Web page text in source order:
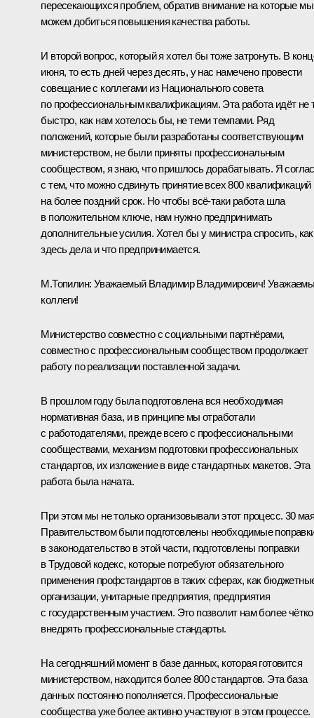
пересекающихся проблем, обратив внимание на которые мы
можем добиться повышения качества работы.
И второй вопрос, который я хотел бы тоже затронуть. В
июня, то есть дней через десять, у нас намечено провести
совещание с коллегами из Национального совета
по профессиональным квалификациям. Эта работа идёт не
быстро, как нам хотелось бы, не теми темпами. Ряд
положений, которые были разработаны соответствующим
министерством, не были приняты профессиональным
сообществом, я знаю, что пришлось дорабатывать. Я
с тем, что можно сдвинуть принятие всех 800 квалификаций
на более поздний срок. Но чтобы всё‑таки работа шла
в положительном ключе, нам нужно предпринимать
дополнительные усилия. Хотел бы у министра спросить, как
здесь дела и что предпринимается.
М.Топилин: Уважаемый Владимир Владимирович!
коллеги!
Министерство совместно с социальными партнёрами,
совместно с профессиональным сообществом продолжает
работу по реализации поставленной задачи.
В прошлом году была подготовлена вся необходимая
нормативная база, и в принципе мы отработали
с работодателями, прежде всего с профессиональными
сообществами, механизм подготовки профессиональных
стандартов, их изложение в виде стандартных макетов. Эта
работа была начата.
При этом мы не только организовывали этот процесс. 30
Правительством были подготовлены необходимые
в законодательство в этой части, подготовлены поправки
в Трудовой кодекс, которые потребуют обязательного
применения профстандартов в таких сферах, как
организации, унитарные предприятия, предприятия
с государственным участием. Это позволит нам более чётко
внедрять профессиональные стандарты.
На сегодняшний момент в базе данных, которая готовится
министерством, находится более 800 стандартов. Эта база
данных постоянно пополняется. Профессиональные
сообщества уже более активно участвуют в этом процессе.